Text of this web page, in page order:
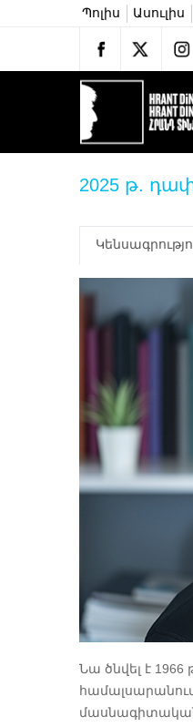
Պոլիս Ասուլիս
2025 թ.
Նա ծնվել է
մասնագիտական